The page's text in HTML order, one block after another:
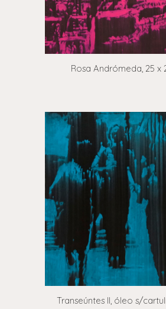
Rosa Andrómeda, 25 x
Transeúntes II, óleo s/